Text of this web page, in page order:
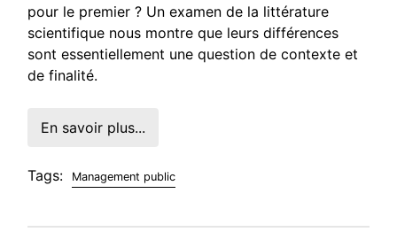
pour le premier ? Un examen de la littérature
scientifique nous montre que leurs différences
sont essentiellement une question de contexte et
de finalité.
En savoir plus...
Tags: Management public